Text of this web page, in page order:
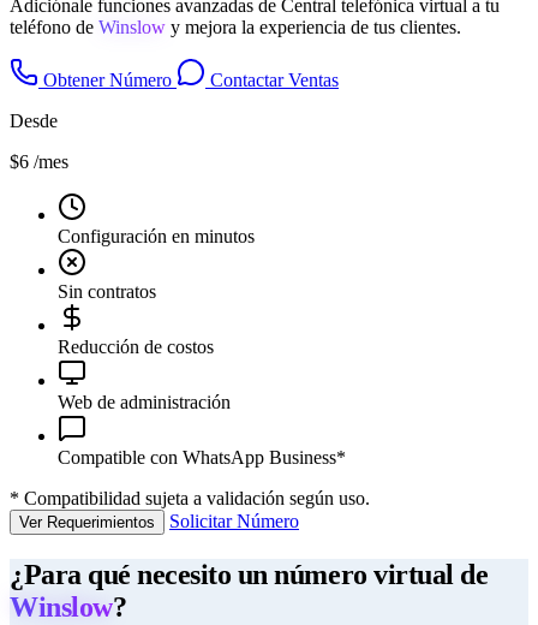
Adiciónale funciones avanzadas de Central telefónica virtual a tu
teléfono de Winslow y mejora la experiencia de tus clientes.
Obtener Número
Contactar Ventas
Desde
$6 /mes
Configuración en minutos
Sin contratos
Reducción de costos
Web de administración
Compatible con WhatsApp Business*
* Compatibilidad sujeta a validación según uso.
Ver Requerimientos Solicitar Número
¿Para qué necesito un número virtual de
Winslow?